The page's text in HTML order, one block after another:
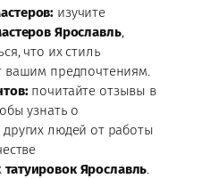
изучите
Ярославль,
что их стиль
вашим предпочтениям.
почитайте отзывы в
узнать о
других людей от работы
татуировок Ярославль.